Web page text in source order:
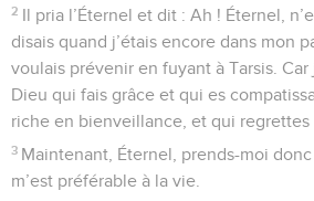
2 Il pria l’Éternel et dit : Ah ! Éternel,
disais quand j’étais encore dans mon
voulais prévenir en fuyant à Tarsis.
Dieu qui fais grâce et qui es
riche en bienveillance, et qui regrettes
3 Maintenant, Éternel, prends-moi
m’est préférable à la vie.